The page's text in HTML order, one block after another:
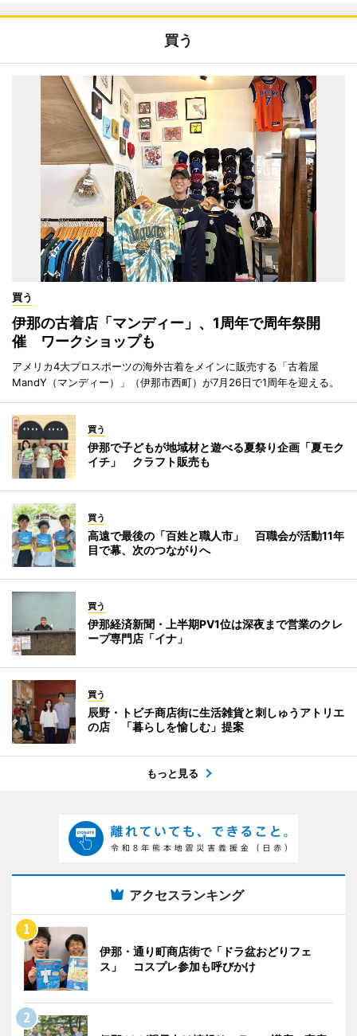
買う
買う
伊那の古着店「マンディー」、1周年で周年祭開
催 ワークショップも
アメリカ4大プロスポーツの海外古着をメインに販売する「古着屋
MandY（マンディー）」（伊那市西町）が7月26日で1周年を迎える。
買う
伊那で子どもが地域材と遊べる夏祭り企画「夏モク
イチ」 クラフト販売も
買う
高遠で最後の「百姓と職人市」 百職会が活動11年
目で幕、次のつながりへ
買う
伊那経済新聞・上半期PV1位は深夜まで営業のクレ
ープ専門店「イナ」
買う
辰野・トビチ商店街に生活雑貨と刺しゅうアトリエ
の店 「暮らしを愉しむ」提案
もっと見る
アクセスランキング
伊那・通り町商店街で「ドラ盆おどりフェ
ス」 コスプレ参加も呼びかけ